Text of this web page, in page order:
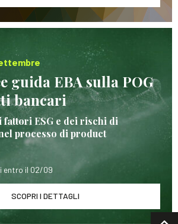
guida EBA sulla POG
bancari
fattori ESG e dei rischi di
processo di product
entro il 02/09
SCOPRI I DETTAGLI